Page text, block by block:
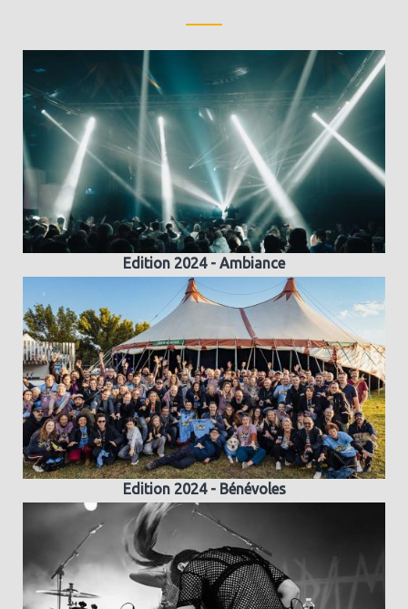
Edition 2024 - Ambiance
Edition 2024 - Bénévoles